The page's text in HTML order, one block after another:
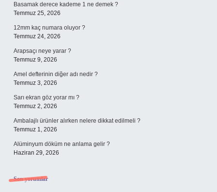
Basamak derece kademe 1 ne demek ?
Temmuz 25, 2026
12mm kaç numara oluyor ?
Temmuz 24, 2026
Arapsaçı neye yarar ?
Temmuz 9, 2026
Amel defterinin diğer adı nedir ?
Temmuz 3, 2026
Sarı ekran göz yorar mı ?
Temmuz 2, 2026
Ambalajlı ürünler alırken nelere dikkat edilmeli ?
Temmuz 1, 2026
Alüminyum döküm ne anlama gelir ?
Haziran 29, 2026
Son yorumlar